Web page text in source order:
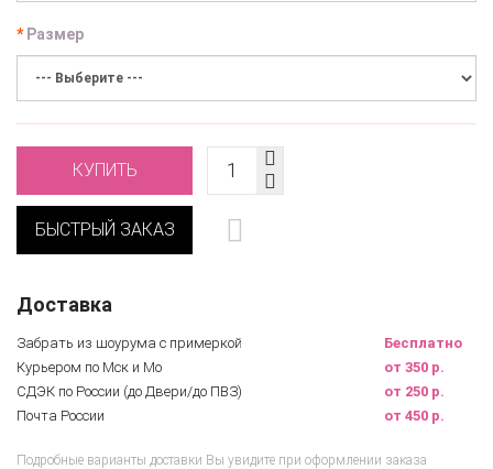
Размер
КУПИТЬ
БЫСТРЫЙ ЗАКАЗ
Доставка
Забрать из шоурума с примеркой
Бесплатно
Курьером по Мск и Мо
от 350 р.
СДЭК по России (до Двери/до ПВЗ)
от 250 р.
Почта России
от 450 р.
Подробные варианты доставки Вы увидите при оформлении заказа